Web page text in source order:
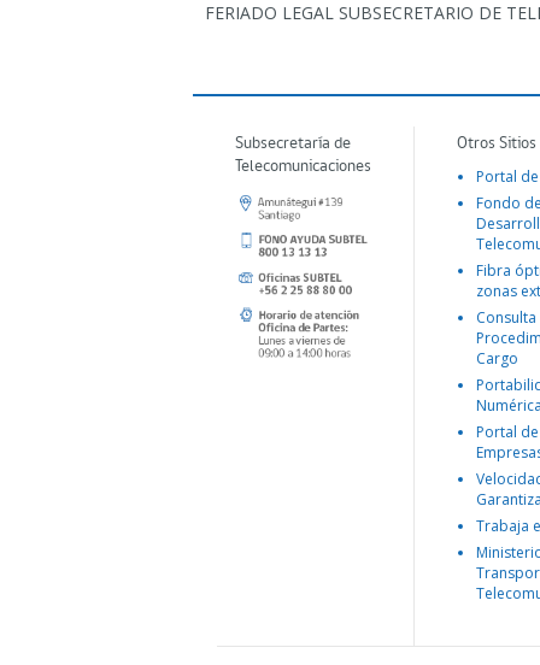
FERIADO LEGAL SUBSECRETARIO DE
Subsecretaría de
Telecomunicaciones
Otros
Portal
Fondo
Fibra
zonas
Consulta
Cargo
Portal
Trabaja